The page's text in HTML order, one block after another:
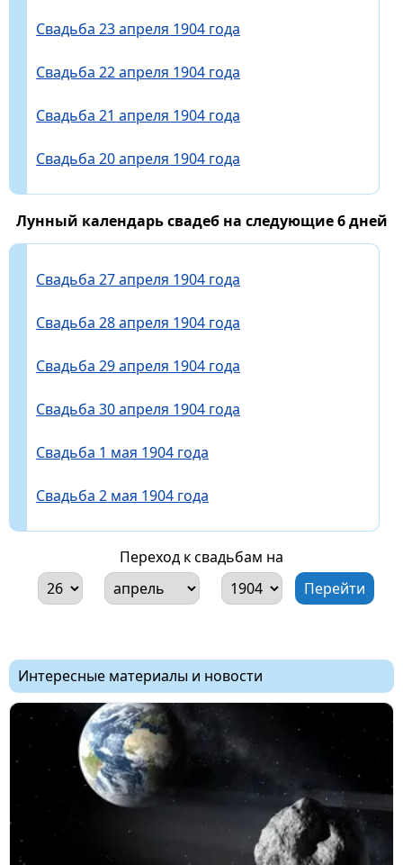
Свадьба 23 апреля 1904 года
Свадьба 22 апреля 1904 года
Свадьба 21 апреля 1904 года
Свадьба 20 апреля 1904 года
Лунный календарь свадеб на следующие 6 дней
Свадьба 27 апреля 1904 года
Свадьба 28 апреля 1904 года
Свадьба 29 апреля 1904 года
Свадьба 30 апреля 1904 года
Свадьба 1 мая 1904 года
Свадьба 2 мая 1904 года
Переход к свадьбам на
Интересные материалы и новости